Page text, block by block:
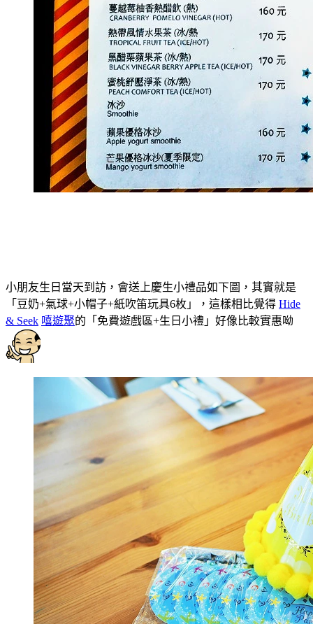
小朋友生日當天到訪，會送上慶生小禮品如下圖，其實就是
「豆奶+氣球+小帽子+紙吹笛玩具6枚」，這樣相比覺得 Hide
& Seek 嘻遊聚的「免費遊戲區+生日小禮」好像比較實惠呦